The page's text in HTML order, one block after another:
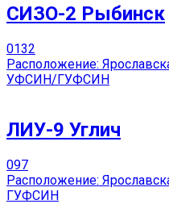
СИЗО-2 Рыбинск
0132
Расположение:
УФСИН/ГУФСИН
ЛИУ-9 Углич
097
Расположение:
ГУФСИН